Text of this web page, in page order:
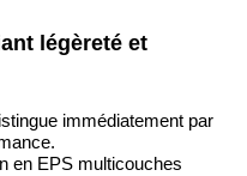
légèreté et
immédiatement par
en EPS multicouches